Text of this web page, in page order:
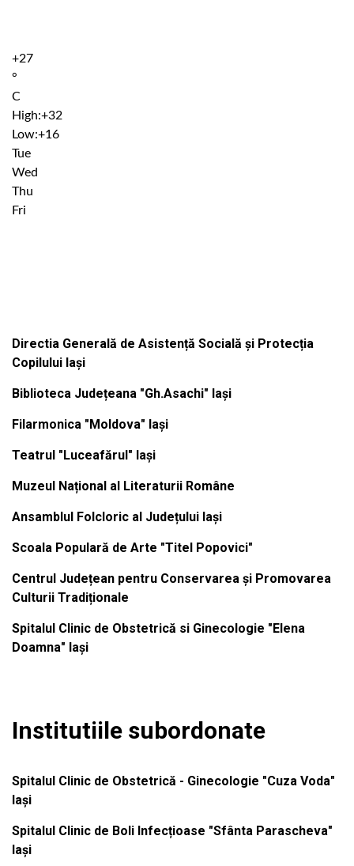
+27
°
C
High:+32
Low:+16
Tue
Wed
Thu
Fri
Directia Generală de Asistență Socială și Protecția
Copilului Iași
Biblioteca Județeana "Gh.Asachi" Iași
Filarmonica "Moldova" Iași
Teatrul "Luceafărul" Iași
Muzeul Național al Literaturii Române
Ansamblul Folcloric al Județului Iași
Scoala Populară de Arte "Titel Popovici"
Centrul Județean pentru Conservarea și Promovarea
Culturii Tradiționale
Spitalul Clinic de Obstetrică si Ginecologie "Elena
Doamna" Iași
Institutiile subordonate
Spitalul Clinic de Obstetrică - Ginecologie "Cuza Voda"
Iași
Spitalul Clinic de Boli Infecțioase "Sfânta Parascheva"
Iași